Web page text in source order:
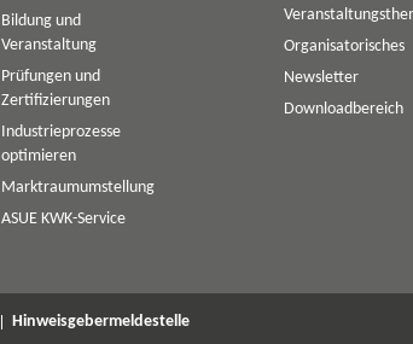
Bildung und
Veranstaltung
Prüfungen und
Zertifizierungen
Industrieprozesse
optimieren
Marktraumumstellung
ASUE KWK-Service
Organisatorisches
Newsletter
Downloadbereich
Hinweisgebermeldestelle